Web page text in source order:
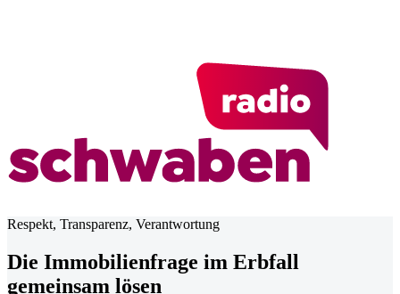
Respekt, Transparenz, Verantwortung
Die Immobilienfrage im Erbfall
gemeinsam lösen